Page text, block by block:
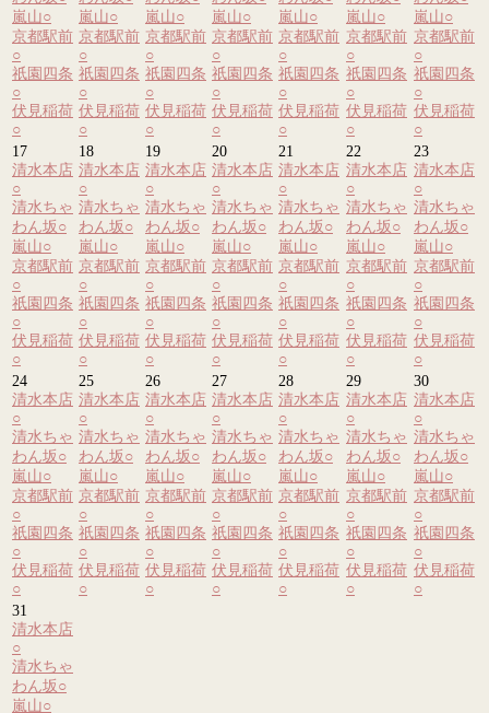
嵐山○
京都駅前
○
祇園四条
○
伏見稲荷
○
嵐山○
京都駅前
○
祇園四条
○
伏見稲荷
○
嵐山○
京都駅前
○
祇園四条
○
伏見稲荷
○
嵐山○
京都駅前
○
祇園四条
○
伏見稲荷
○
嵐山○
京都駅前
○
祇園四条
○
伏見稲荷
○
嵐山○
京都駅前
○
祇園四条
○
伏見稲荷
○
嵐山○
京都駅前
○
祇園四条
○
伏見稲荷
○
17
清水本店
○
清水ちゃ
わん坂○
嵐山○
京都駅前
○
祇園四条
○
伏見稲荷
○
18
清水本店
○
清水ちゃ
わん坂○
嵐山○
京都駅前
○
祇園四条
○
伏見稲荷
○
19
清水本店
○
清水ちゃ
わん坂○
嵐山○
京都駅前
○
祇園四条
○
伏見稲荷
○
20
清水本店
○
清水ちゃ
わん坂○
嵐山○
京都駅前
○
祇園四条
○
伏見稲荷
○
21
清水本店
○
清水ちゃ
わん坂○
嵐山○
京都駅前
○
祇園四条
○
伏見稲荷
○
22
清水本店
○
清水ちゃ
わん坂○
嵐山○
京都駅前
○
祇園四条
○
伏見稲荷
○
23
清水本店
○
清水ちゃ
わん坂○
嵐山○
京都駅前
○
祇園四条
○
伏見稲荷
○
24
清水本店
○
清水ちゃ
わん坂○
嵐山○
京都駅前
○
祇園四条
○
伏見稲荷
○
25
清水本店
○
清水ちゃ
わん坂○
嵐山○
京都駅前
○
祇園四条
○
伏見稲荷
○
26
清水本店
○
清水ちゃ
わん坂○
嵐山○
京都駅前
○
祇園四条
○
伏見稲荷
○
27
清水本店
○
清水ちゃ
わん坂○
嵐山○
京都駅前
○
祇園四条
○
伏見稲荷
○
28
清水本店
○
清水ちゃ
わん坂○
嵐山○
京都駅前
○
祇園四条
○
伏見稲荷
○
29
清水本店
○
清水ちゃ
わん坂○
嵐山○
京都駅前
○
祇園四条
○
伏見稲荷
○
30
清水本店
○
清水ちゃ
わん坂○
嵐山○
京都駅前
○
祇園四条
○
伏見稲荷
○
31
清水本店
○
清水ちゃ
わん坂○
嵐山○